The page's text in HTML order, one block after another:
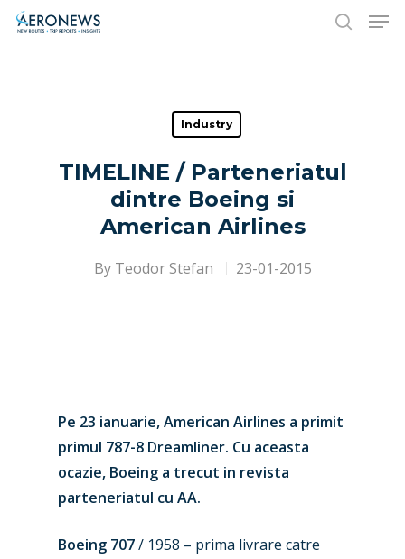
Hit enter to search or ESC to close
Industry
TIMELINE / Parteneriatul
dintre Boeing si
American Airlines
By Teodor Stefan 23-01-2015
Pe 23 ianuarie, American Airlines a primit
primul 787-8 Dreamliner. Cu aceasta
ocazie, Boeing a trecut in revista
parteneriatul cu AA.
Boeing 707/ 1958 – prima livrare catre